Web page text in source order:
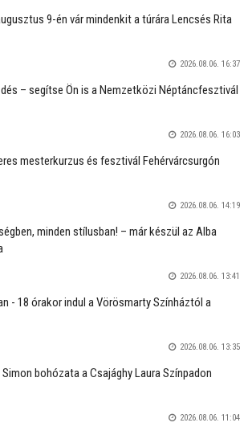
9-én vár mindenkit a túrára Lencsés Rita
2026.08.06. 16:37
– segítse Ön is a Nemzetközi Néptáncfesztivál
2026.08.06. 16:03
mesterkurzus és fesztivál Fehérvárcsurgón
2026.08.06. 14:19
minden stílusban! – már készül az Alba
2026.08.06. 13:41
- 18 órakor indul a Vörösmarty Színháztól a
2026.08.06. 13:35
bohózata a Csajághy Laura Színpadon
2026.08.06. 11:04